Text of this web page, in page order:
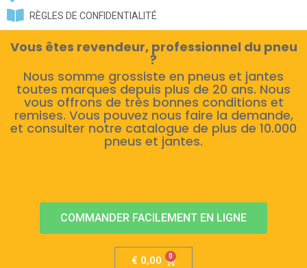
RÈGLES DE CONFIDENTIALITÉ
Vous êtes revendeur, professionnel du pneu
?
Nous somme grossiste en pneus et jantes
toutes marques depuis plus de 20 ans. Nous
vous offrons de très bonnes conditions et
remises. Vous pouvez nous faire la demande,
et consulter notre catalogue de plus de 10.000
pneus et jantes.
COMMANDER FACILEMENT EN LIGNE
€ 0,00